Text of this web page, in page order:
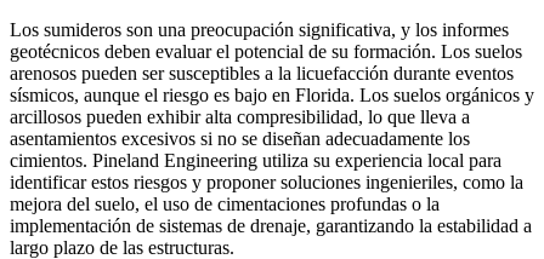
Los sumideros son una preocupación significativa, y los informes
geotécnicos deben evaluar el potencial de su formación. Los suelos
arenosos pueden ser susceptibles a la licuefacción durante eventos
sísmicos, aunque el riesgo es bajo en Florida. Los suelos orgánicos y
arcillosos pueden exhibir alta compresibilidad, lo que lleva a
asentamientos excesivos si no se diseñan adecuadamente los
cimientos. Pineland Engineering utiliza su experiencia local para
identificar estos riesgos y proponer soluciones ingenieriles, como la
mejora del suelo, el uso de cimentaciones profundas o la
implementación de sistemas de drenaje, garantizando la estabilidad a
largo plazo de las estructuras.